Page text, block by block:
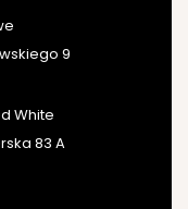
9
White
83 A